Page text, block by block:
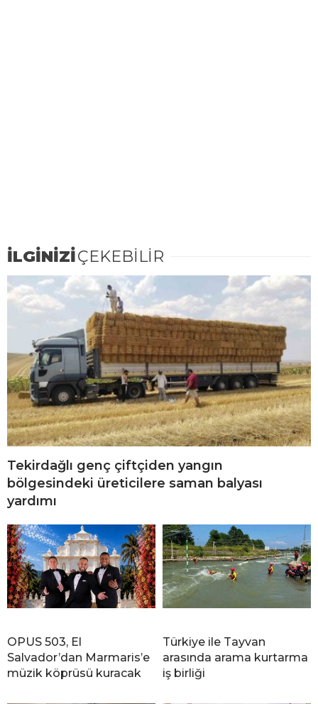
İLGİNİZİÇEKEBİLİR
Tekirdağlı genç çiftçiden yangın
bölgesindeki üreticilere saman balyası
yardımı
OPUS 503, El
Salvador’dan Marmaris’e
müzik köprüsü kuracak
Türkiye ile Tayvan
arasında arama kurtarma
iş birliği